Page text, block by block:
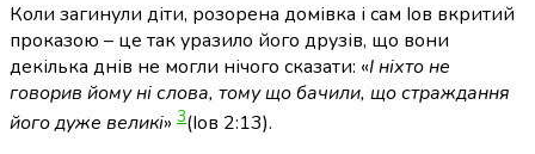
Коли загинули діти, розорена домівка і сам Іов вкритий
проказою – це так уразило його друзів, що вони
декілька днів не могли нічого сказати: «І ніхто не
говорив йому ні слова, тому що бачили, що страждання
його дуже великі» 3(Іов 2:13).